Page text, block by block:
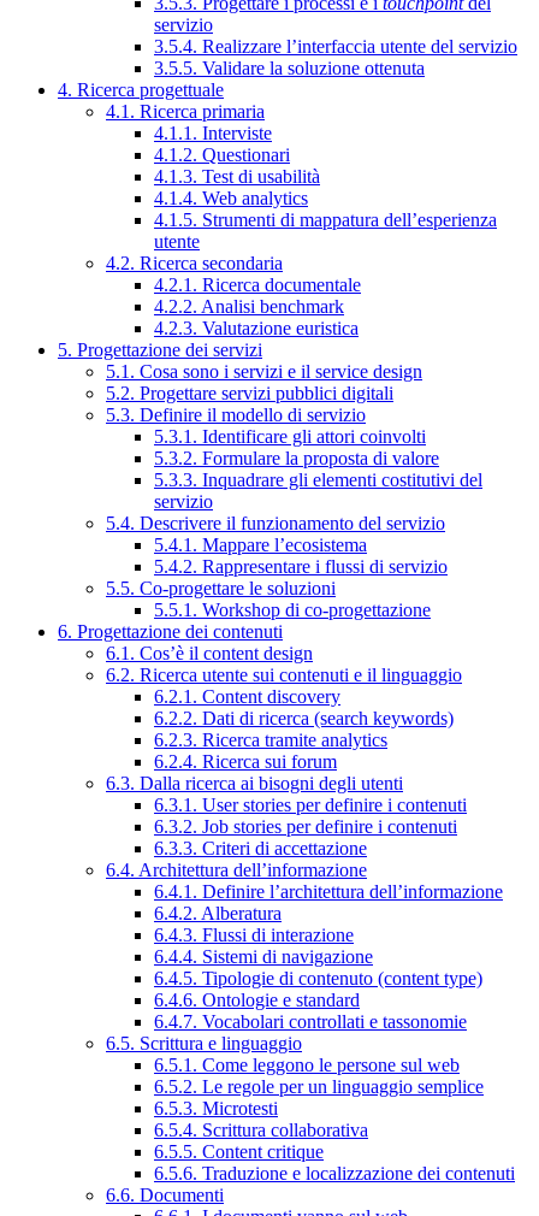
servizio
3.5.4. Realizzare l’interfaccia utente del servizio
3.5.5. Validare la soluzione ottenuta
4. Ricerca progettuale
4.1. Ricerca primaria
4.1.1. Interviste
4.1.2. Questionari
4.1.3. Test di usabilità
4.1.4. Web analytics
4.1.5. Strumenti di mappatura dell’esperienza
utente
4.2. Ricerca secondaria
4.2.1. Ricerca documentale
4.2.2. Analisi benchmark
4.2.3. Valutazione euristica
5. Progettazione dei servizi
5.1. Cosa sono i servizi e il service design
5.2. Progettare servizi pubblici digitali
5.3. Definire il modello di servizio
5.3.1. Identificare gli attori coinvolti
5.3.2. Formulare la proposta di valore
5.3.3. Inquadrare gli elementi costitutivi del
servizio
5.4. Descrivere il funzionamento del servizio
5.4.1. Mappare l’ecosistema
5.4.2. Rappresentare i flussi di servizio
5.5. Co-progettare le soluzioni
5.5.1. Workshop di co-progettazione
6. Progettazione dei contenuti
6.1. Cos’è il content design
6.2. Ricerca utente sui contenuti e il linguaggio
6.2.1. Content discovery
6.2.2. Dati di ricerca (search keywords)
6.2.3. Ricerca tramite analytics
6.2.4. Ricerca sui forum
6.3. Dalla ricerca ai bisogni degli utenti
6.3.1. User stories per definire i contenuti
6.3.2. Job stories per definire i contenuti
6.3.3. Criteri di accettazione
6.4. Architettura dell’informazione
6.4.1. Definire l’architettura dell’informazione
6.4.2. Alberatura
6.4.3. Flussi di interazione
6.4.4. Sistemi di navigazione
6.4.5. Tipologie di contenuto (content type)
6.4.6. Ontologie e standard
6.4.7. Vocabolari controllati e tassonomie
6.5. Scrittura e linguaggio
6.5.1. Come leggono le persone sul web
6.5.2. Le regole per un linguaggio semplice
6.5.3. Microtesti
6.5.4. Scrittura collaborativa
6.5.5. Content critique
6.5.6. Traduzione e localizzazione dei contenuti
6.6. Documenti